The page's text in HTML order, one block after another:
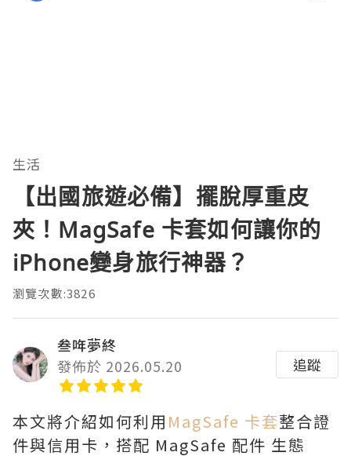
生活
【出國旅遊必備】擺脫厚重皮
夾！MagSafe 卡套如何讓你的
iPhone變身旅行神器？
瀏覽次數:3826
叁哖夢終
發佈於 2026.05.20
追蹤
本文將介紹如何利用 MagSafe 卡套整合證
件與信用卡，搭配 MagSafe 配件 生態